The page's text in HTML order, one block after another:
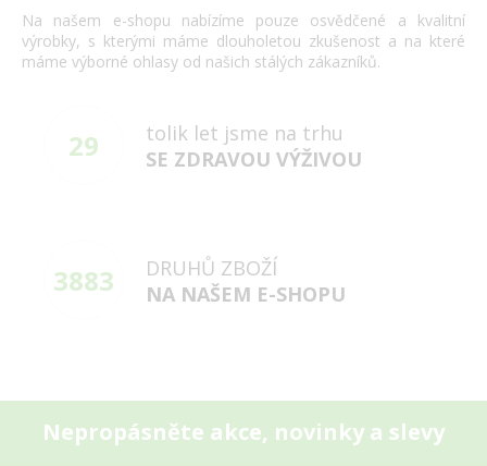
Na našem e-shopu nabízíme pouze osvědčené a kvalitní
výrobky, s kterými máme dlouholetou zkušenost a na které
máme výborné ohlasy od našich stálých zákazníků.
29
tolik let jsme na trhu
SE ZDRAVOU VÝŽIVOU
3883
DRUHŮ ZBOŽÍ
NA NAŠEM E-SHOPU
Nepropásněte akce, novinky a slevy